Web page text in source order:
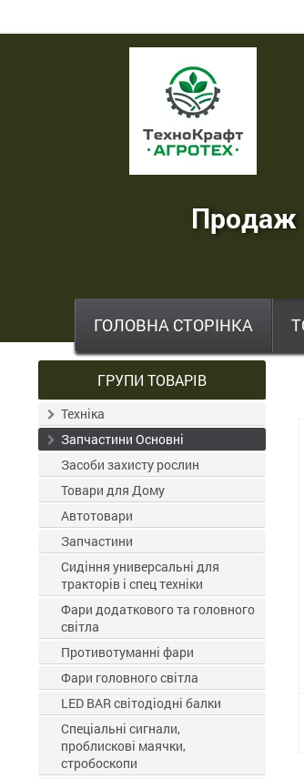
ТехноКрафт
Агротех
продаж
,
шин
та
Продаж
ГОЛОВНА СТОРІНКА
ГРУПИ ТОВАРІВ
Техніка
Запчастини Основні
Засоби захисту рослин
Товари для Дому
Автотовари
Запчастини
Сидіння универсальні для
тракторів і спец техніки
Фари додаткового та головного
світла
Противотуманні фари
Фари головного світла
LED BAR світодіодні балки
Спеціальні сигнали,
проблискові маячки,
стробоскопи